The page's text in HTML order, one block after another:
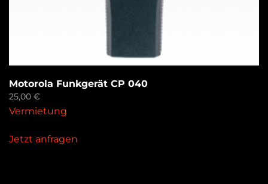
Motorola Funkgerät CP 040
25,00 €
Vermietung
Jetzt anfragen